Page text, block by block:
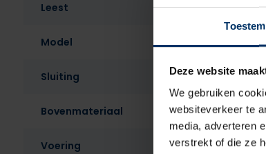
Deze website
We gebruiken
websiteverkeer te
media, adverteren
verstrekt of die ze
Leest
Model
Sluiting
Bovenmateriaal
Voering